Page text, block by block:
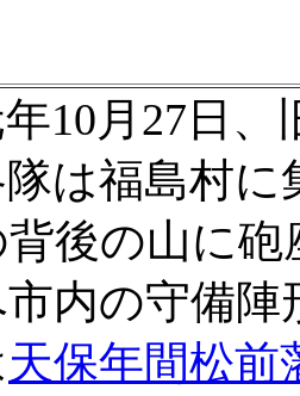
10月27日、
は福島村
背後の山に
市内の守備
天保年間松前